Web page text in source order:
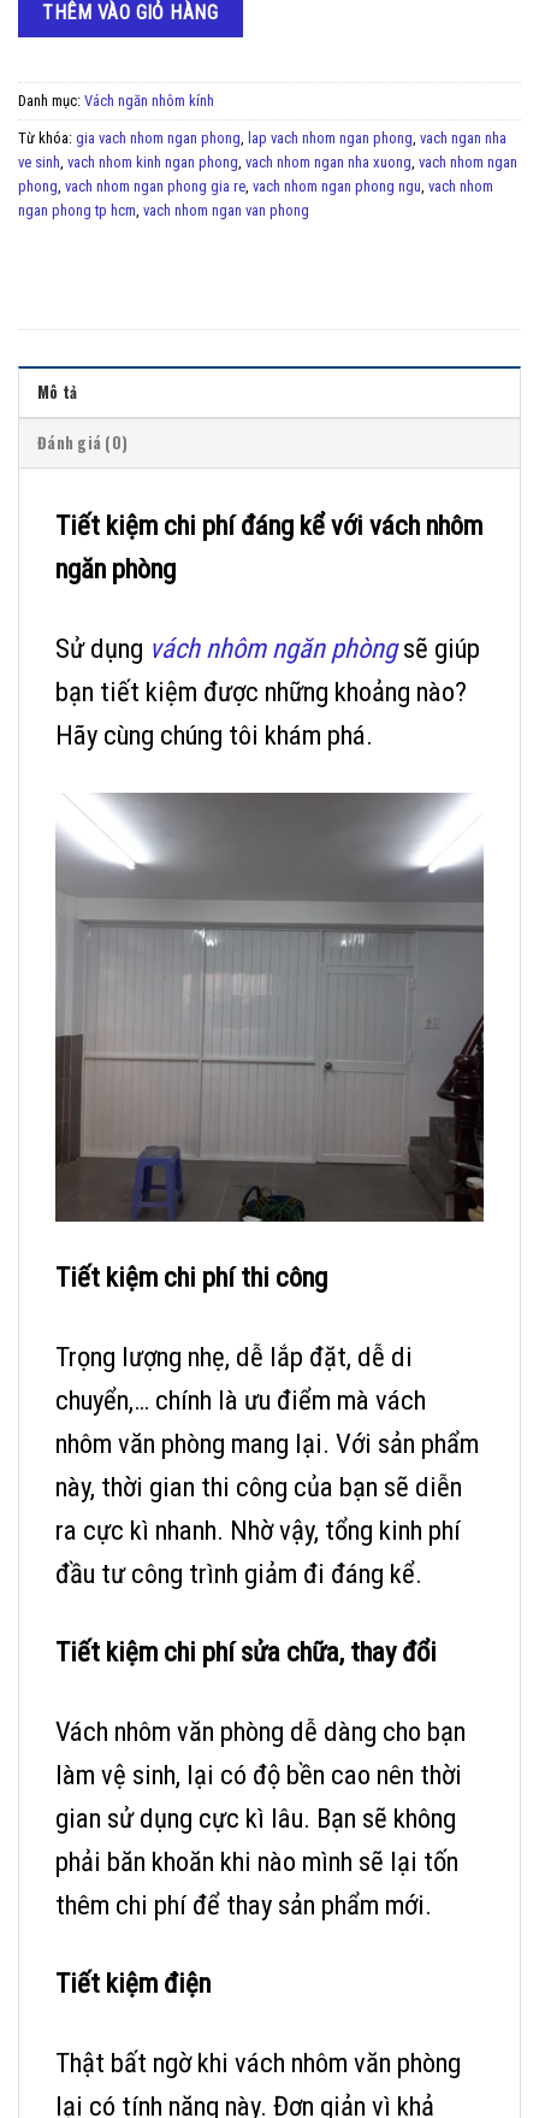
THÊM VÀO GIỎ HÀNG
Danh mục: Vách ngăn nhôm kính
Từ khóa: gia vach nhom ngan phong, lap vach nhom ngan phong, vach ngan nha
ve sinh, vach nhom kinh ngan phong, vach nhom ngan nha xuong, vach nhom ngan
phong, vach nhom ngan phong gia re, vach nhom ngan phong ngu, vach nhom
ngan phong tp hcm, vach nhom ngan van phong
Mô tả
Đánh giá (0)
Tiết kiệm chi phí đáng kể với vách nhôm
ngăn phòng
Sử dụng vách nhôm ngăn phòngsẽ giúp
bạn tiết kiệm được những khoảng nào?
Hãy cùng chúng tôi khám phá.
Tiết kiệm chi phí thi công
Trọng lượng nhẹ, dễ lắp đặt, dễ di
chuyển,… chính là ưu điểm mà vách
nhôm văn phòng mang lại. Với sản phẩm
này, thời gian thi công của bạn sẽ diễn
ra cực kì nhanh. Nhờ vậy, tổng kinh phí
đầu tư công trình giảm đi đáng kể.
Tiết kiệm chi phí sửa chữa, thay đổi
Vách nhôm văn phòng dễ dàng cho bạn
làm vệ sinh, lại có độ bền cao nên thời
gian sử dụng cực kì lâu. Bạn sẽ không
phải băn khoăn khi nào mình sẽ lại tốn
thêm chi phí để thay sản phẩm mới.
Tiết kiệm điện
Thật bất ngờ khi vách nhôm văn phòng
lại có tính năng này. Đơn giản vì khả